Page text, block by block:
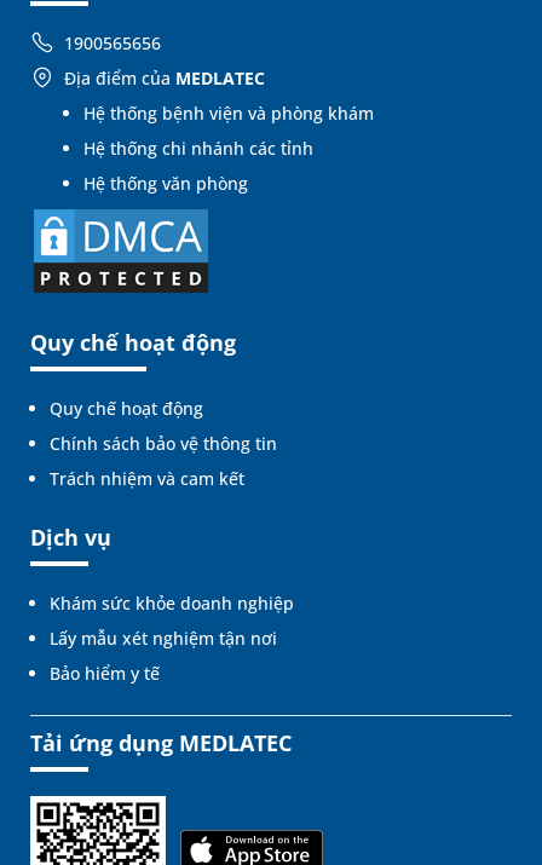
1900565656
Địa điểm của MEDLATEC
Hệ thống bệnh viện và phòng khám
Hệ thống chi nhánh các tỉnh
Hệ thống văn phòng
Quy chế hoạt động
Quy chế hoạt động
Chính sách bảo vệ thông tin
Trách nhiệm và cam kết
Dịch vụ
Khám sức khỏe doanh nghiệp
Lấy mẫu xét nghiệm tận nơi
Bảo hiểm y tế
Tải ứng dụng MEDLATEC